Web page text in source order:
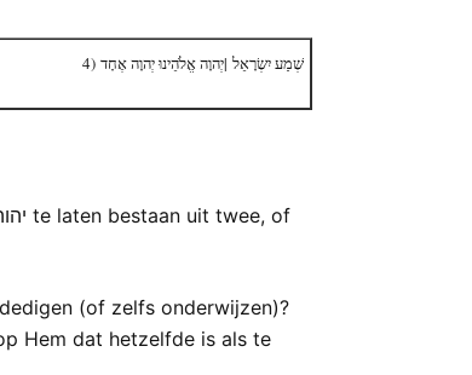
4) שְׁמַע יִשְׂרָאֵל |יְהוָה אֱלֹהֵינוּ יְהוָה אֶחָד
(of zelfs onderwijzen)?
Hem dat hetzelfde is als te